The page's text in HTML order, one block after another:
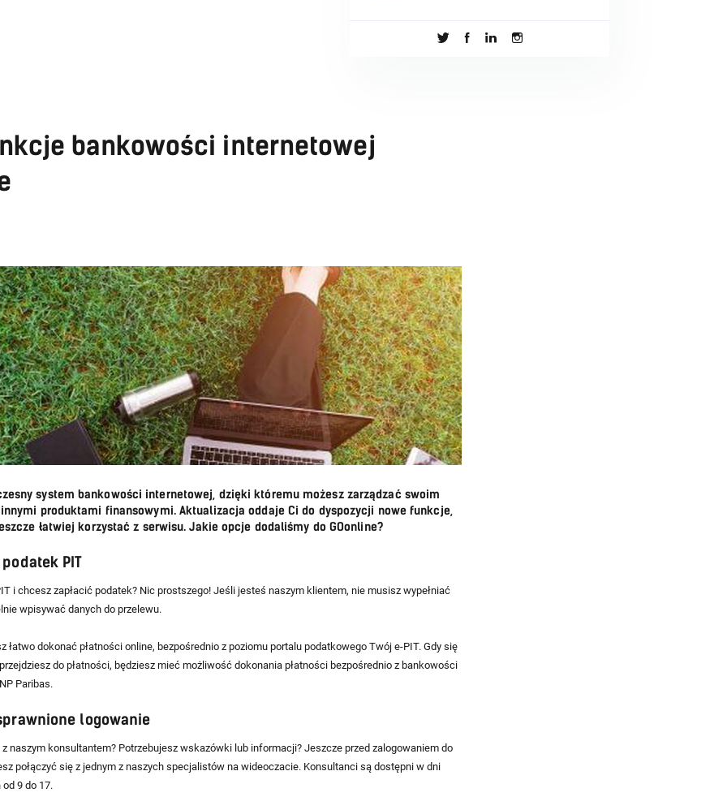
bankowości internetowej
system bankowości internetowej, dzięki któremu możesz zarządzać swoim
produktami finansowymi. Aktualizacja oddaje Ci do dyspozycji nowe funkcje,
łatwiej korzystać z serwisu. Jakie opcje dodaliśmy do GOonline?
PIT
i chcesz zapłacić podatek? Nic prostszego! Jeśli jesteś naszym klientem, nie musisz wypełniać
wpisywać danych do przelewu.
łatwo dokonać płatności online, bezpośrednio z poziomu portalu podatkowego Twój e-PIT. Gdy się
do płatności, będziesz mieć możliwość dokonania płatności bezpośrednio z bankowości
Paribas.
logowanie
naszym konsultantem? Potrzebujesz wskazówki lub informacji? Jeszcze przed zalogowaniem do
połączyć się z jednym z naszych specjalistów na wideoczacie. Konsultanci są dostępni w dni
9 do 17.